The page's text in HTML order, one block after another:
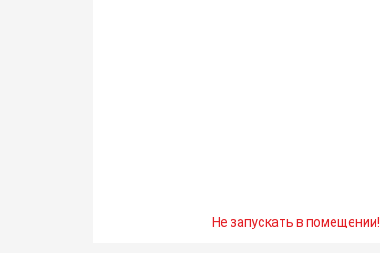
Не запускать в помещении!